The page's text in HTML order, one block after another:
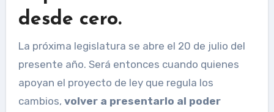
desde cero.
La próxima legislatura se abre el 20 de julio del
presente año. Será entonces cuando quienes
apoyan el proyecto de ley que regula los
cambios, volver a presentarlo al poder